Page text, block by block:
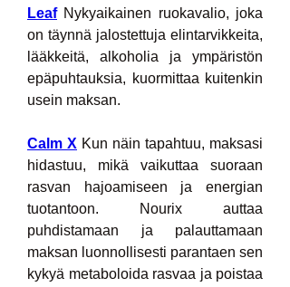
Leaf Nykyaikainen ruokavalio, joka
on täynnä jalostettuja elintarvikkeita,
lääkkeitä, alkoholia ja ympäristön
epäpuhtauksia, kuormittaa kuitenkin
usein maksan.
Calm X Kun näin tapahtuu, maksasi
hidastuu, mikä vaikuttaa suoraan
rasvan hajoamiseen ja energian
tuotantoon. Nourix auttaa
puhdistamaan ja palauttamaan
maksan luonnollisesti parantaen sen
kykyä metaboloida rasvaa ja poistaa